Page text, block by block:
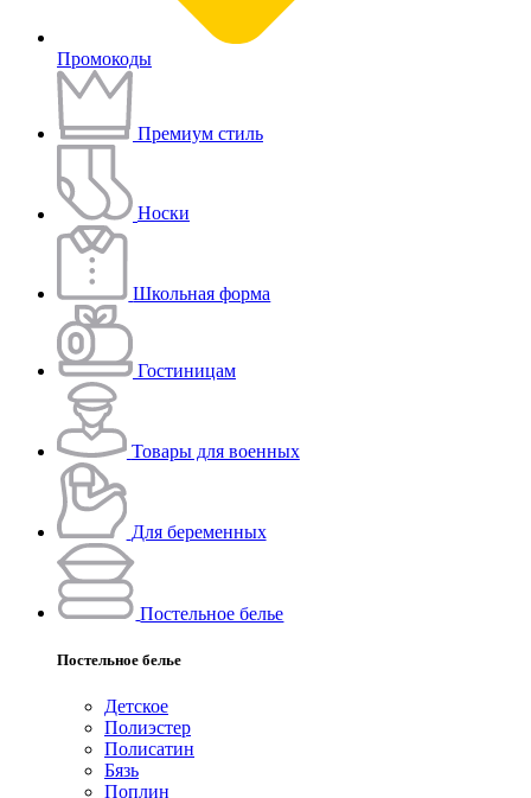
Промокоды
Премиум стиль
Носки
Школьная форма
Гостиницам
Товары для военных
Для беременных
Постельное белье
Постельное белье
Детское
Полиэстeр
Полисатин
Бязь
Поплин